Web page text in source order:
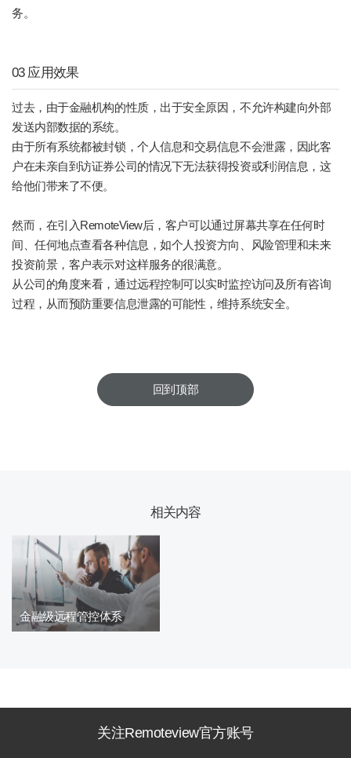
务。
03 应用效果
过去，由于金融机构的性质，出于安全原因，不允许构建向外部
发送内部数据的系统。
由于所有系统都被封锁，个人信息和交易信息不会泄露，因此客
户在未亲自到访证券公司的情况下无法获得投资或利润信息，这
给他们带来了不便。
然而，在引入RemoteView后，客户可以通过屏幕共享在任何时
间、任何地点查看各种信息，如个人投资方向、风险管理和未来
投资前景，客户表示对这样服务的很满意。
从公司的角度来看，通过远程控制可以实时监控访问及所有咨询
过程，从而预防重要信息泄露的可能性，维持系统安全。
回到顶部
相关内容
金融级远程管控体系
关注Remoteview官方账号